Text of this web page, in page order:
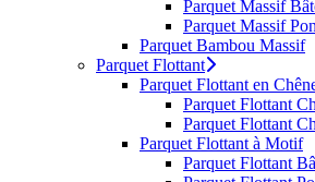
Parquet Massif
Parquet Massif
Parquet Bambou Massif
Parquet Flottant
Parquet Flottant en
Parquet Flottant
Parquet Flottant
Parquet Flottant à Motif
Parquet Flottant